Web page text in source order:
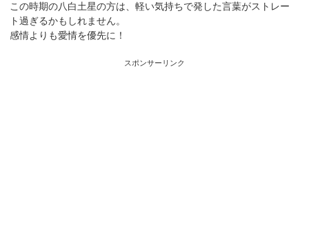
この時期の八白土星の方は、軽い気持ちで発した言葉がストレー
ト過ぎるかもしれません。
感情よりも愛情を優先に！
スポンサーリンク